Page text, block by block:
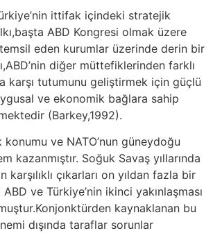
ittifak içindeki stratejik
ABD Kongresi olmak üzere
eden kurumlar üzerinde derin bir
diğer müttefiklerinden farklı
karşı tutumunu geliştirmek için güçlü
ve ekonomik bağlara sahip
(Barkey,1992).
ve NATO’nun güneydoğu
kazanmıştır. Soğuk Savaş yıllarında
karşılıklı çıkarları on yıldan fazla bir
ve Türkiye’nin ikinci yakınlaşması
kaynaklanan bu
dışında taraflar sorunlar